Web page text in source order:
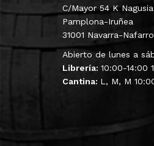
C/Mayor 54 K Nagusia
Pamplona-Iruñea
31001 Navarra-
Abierto de lunes a
Librería: 10:00-14:00
Cantina: L, M, M